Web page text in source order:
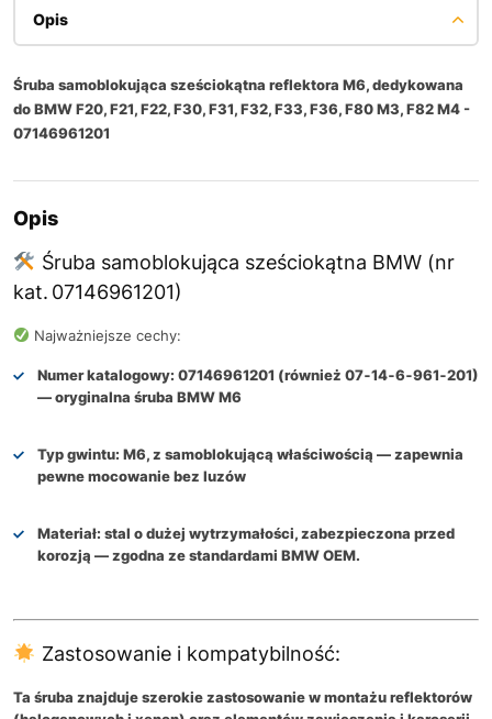
Opis
Śruba samoblokująca sześciokątna reflektora M6, dedykowana
do BMW F20, F21, F22, F30, F31, F32, F33, F36, F80 M3, F82 M4 -
07146961201
Opis
Śruba samoblokująca sześciokątna BMW (nr
kat. 07146961201)
Najważniejsze cechy:
Numer katalogowy: 07146961201 (również 07‑14‑6‑961‑201)
— oryginalna śruba BMW M6
Typ gwintu: M6, z samoblokującą właściwością — zapewnia
pewne mocowanie bez luzów
Materiał: stal o dużej wytrzymałości, zabezpieczona przed
korozją — zgodna ze standardami BMW OEM.
Zastosowanie i kompatybilność:
Ta śruba znajduje szerokie zastosowanie w montażu reflektorów